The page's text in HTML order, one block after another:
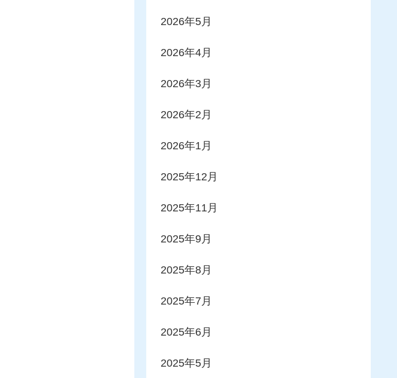
2026年5月
2026年4月
2026年3月
2026年2月
2026年1月
2025年12月
2025年11月
2025年9月
2025年8月
2025年7月
2025年6月
2025年5月